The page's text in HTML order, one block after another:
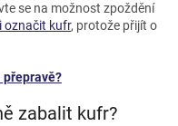
se na možnost zpoždění
označit kufr, protože přijít o
zabalit kufr?